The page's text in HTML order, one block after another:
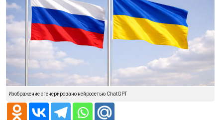
Изображение сгенерировано нейросетью ChatGPT